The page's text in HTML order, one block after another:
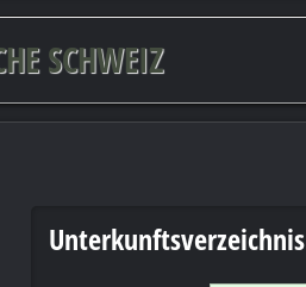
SCHWEIZ
Unterkunftsverzeichnis